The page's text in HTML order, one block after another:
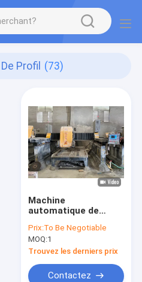
Profil (73)
Machine
automatique de
fraisage linéaire CNC
à 3 axes
Prix:To Be Negotiable
MOQ:1
Trouvez les derniers prix
Contactez